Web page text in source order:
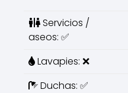
Servicios /
aseos: ✅
Lavapies: ❌
Duchas: ✅